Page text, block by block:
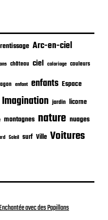
Arc-en-ciel
château ciel coloriage couleurs
enfant enfants Espace
Imagination jardin licorne
montagnes nature nuages
Soleil surf Ville Voitures
avec des Papillons